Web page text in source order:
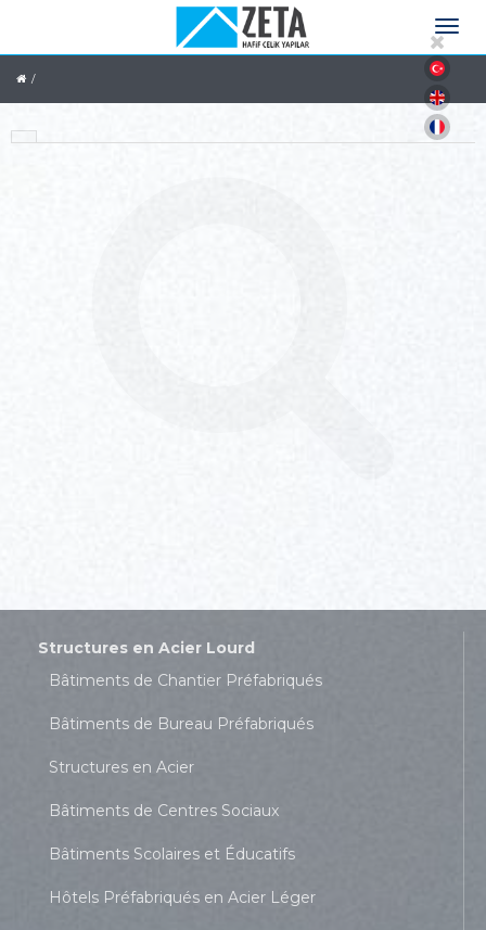
Structures en Acier Lourd
Bâtiments de Chantier Préfabriqués
Bâtiments de Bureau Préfabriqués
Structures en Acier
Bâtiments de Centres Sociaux
Bâtiments Scolaires et Éducatifs
Hôtels Préfabriqués en Acier Léger